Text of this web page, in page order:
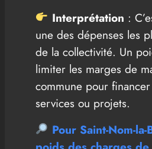
Interprétation :
une des dépenses les
de la collectivité. Un
limiter les marges de
commune pour financer
services ou projets.
Pour Saint-Nom-